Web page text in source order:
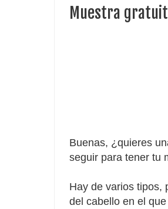
Muestra
Buenas, ¿quieres
seguir para tener tu
Hay de varios tipos,
del cabello en el